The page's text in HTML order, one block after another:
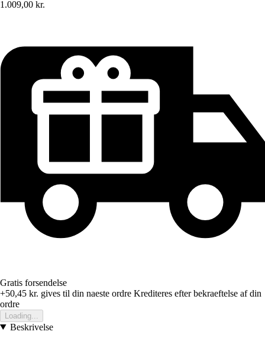
1.009,00 kr.
Gratis forsendelse
+50,45 kr. gives til din naeste ordre Krediteres efter bekraeftelse af din
ordre
Loading...
Beskrivelse